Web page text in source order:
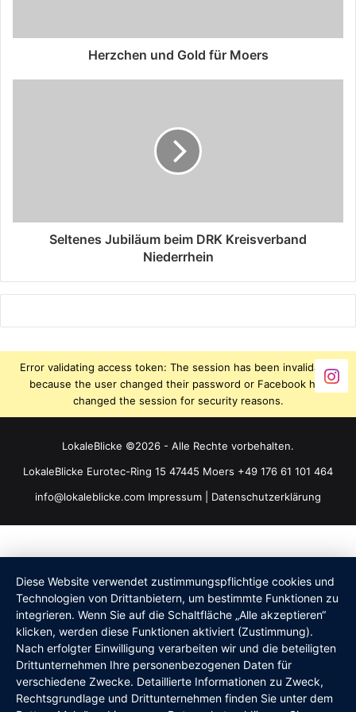
Herzchen und Gold für Moers
Seltenes Jubiläum beim DRK Kreisverband
Niederrhein
Error validating access token: The session has been invalidated
because the user changed their password or Facebook has
changed the session for security reasons.
LokaleBlicke ©2026 - Alle Rechte vorbehalten.
LokaleBlicke Eurotec-Ring 15 47445 Moers +49 176 61 101 464
info@lokaleblicke.com Impressum Datenschutzerklärung
Diese Website verwendet zustimmungspflichtige cookies und
Technologien von Drittanbietern, um bestimmte Funktionen zu
integrieren. Wenn Sie auf die Schaltfläche „Alle akzeptieren“
klicken, werden diese Funktionen aktiviert (Zustimmung).
Nach erfolgter Einwilligung verarbeiten wir und die beteiligten
Drittunternehmen Ihre personenbezogenen Daten für
verschiedene Zwecke. Detaillierte Informationen zu Zweck,
Rechtsgrundlage und Drittunternehmen finden Sie unter dem